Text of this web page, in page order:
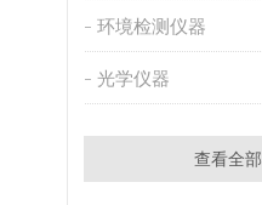
环境检测仪器
光学仪器
查看全部